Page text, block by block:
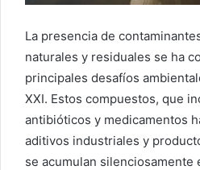
La presencia de
naturales y residuales se ha
principales desafíos
XXI. Estos compuestos, que
antibióticos y medicamentos
aditivos industriales y
se acumulan silenciosamente